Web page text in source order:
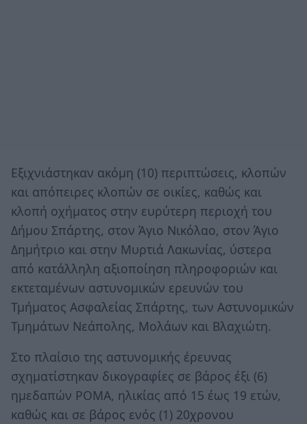
Εξιχνιάστηκαν ακόμη (10) περιπτώσεις, κλοπών
και απόπειρες κλοπών σε οικίες, καθώς και
κλοπή οχήματος στην ευρύτερη περιοχή του
Δήμου Σπάρτης, στον Άγιο Νικόλαο, στον Άγιο
Δημήτριο και στην Μυρτιά Λακωνίας, ύστερα
από κατάλληλη αξιοποίηση πληροφοριών και
εκτεταμένων αστυνομικών ερευνών του
Τμήματος Ασφαλείας Σπάρτης, των Αστυνομικών
Τμημάτων Νεάπολης, Μολάων και Βλαχιώτη.
Στο πλαίσιο της αστυνομικής έρευνας
σχηματίστηκαν δικογραφίες σε βάρος έξι (6)
ημεδαπών ΡΟΜΑ, ηλικίας από 15 έως 19 ετών,
καθώς και σε βάρος ενός (1) 20χρονου